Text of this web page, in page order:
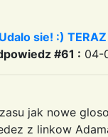
sie! :)
#61 : 04-
jak nowe
z linkow